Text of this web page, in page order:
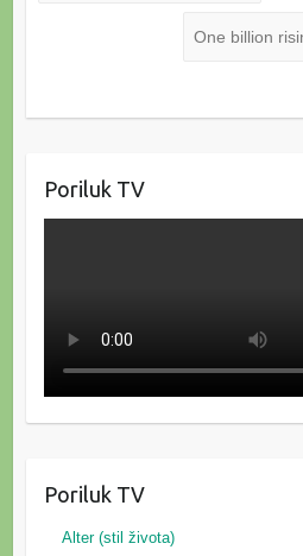
One billion
Poriluk TV
Poriluk TV
Alter (stil života)